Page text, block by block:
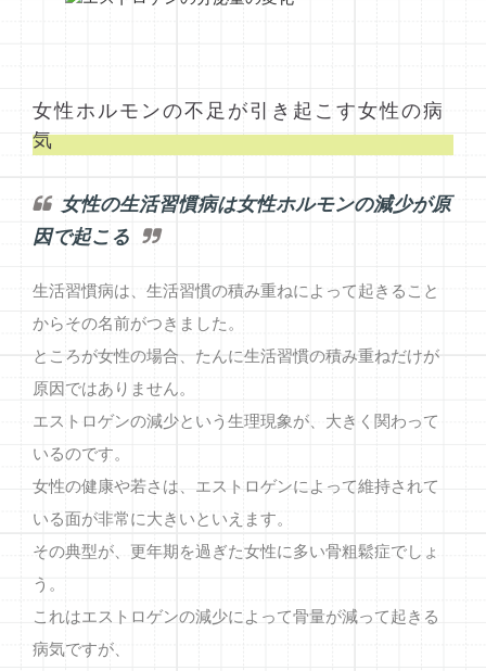
女性ホルモンの不足が引き起こす女性の病
気
女性の生活習慣病は女性ホルモンの減少が原
因で起こる
生活習慣病は、生活習慣の積み重ねによって起きること
からその名前がつきました。
ところが女性の場合、たんに生活習慣の積み重ねだけが
原因ではありません。
エストロゲンの減少という生理現象が、大きく関わって
いるのです。
女性の健康や若さは、エストロゲンによって維持されて
いる面が非常に大きいといえます。
その典型が、更年期を過ぎた女性に多い骨粗鬆症でしょ
う。
これはエストロゲンの減少によって骨量が減って起きる
病気ですが、